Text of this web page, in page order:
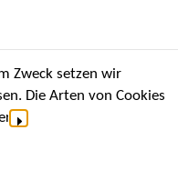
Portfolio
Zweck setzen wir
Die Arten von Cookies